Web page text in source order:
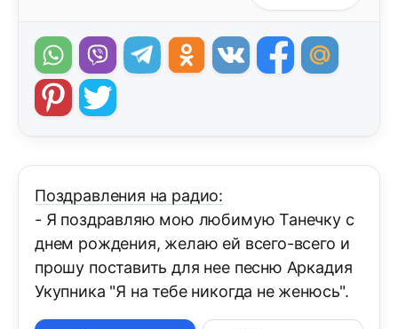
Поздравления на радио:
- Я поздравляю мою любимую Танечку с
днем рождения, желаю ей всего-всего и
прошу поставить для нее песню Аркадия
Укупника "Я на тебе никогда не женюсь".